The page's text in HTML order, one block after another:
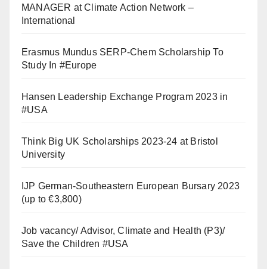
MANAGER at Climate Action Network –
International
Erasmus Mundus SERP-Chem Scholarship To
Study In #Europe
Hansen Leadership Exchange Program 2023 in
#USA
Think Big UK Scholarships 2023-24 at Bristol
University
IJP German-Southeastern European Bursary 2023
(up to €3,800)
Job vacancy/ Advisor, Climate and Health (P3)/
Save the Children #USA